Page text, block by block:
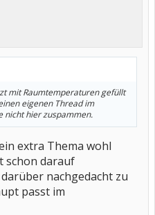
mit Raumtemperaturen gefüllt
eigenen Thread im
nicht hier zuspammen.
extra Thema wohl
schon darauf
nachgedacht zu
passt im